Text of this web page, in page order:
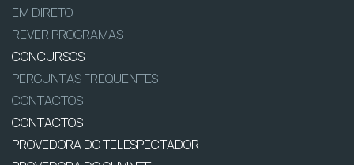
EM DIRETO
REVER PROGRAMAS
CONCURSOS
PERGUNTAS FREQUENTES
CONTACTOS
CONTACTOS
PROVEDORA DO TELESPECTADOR